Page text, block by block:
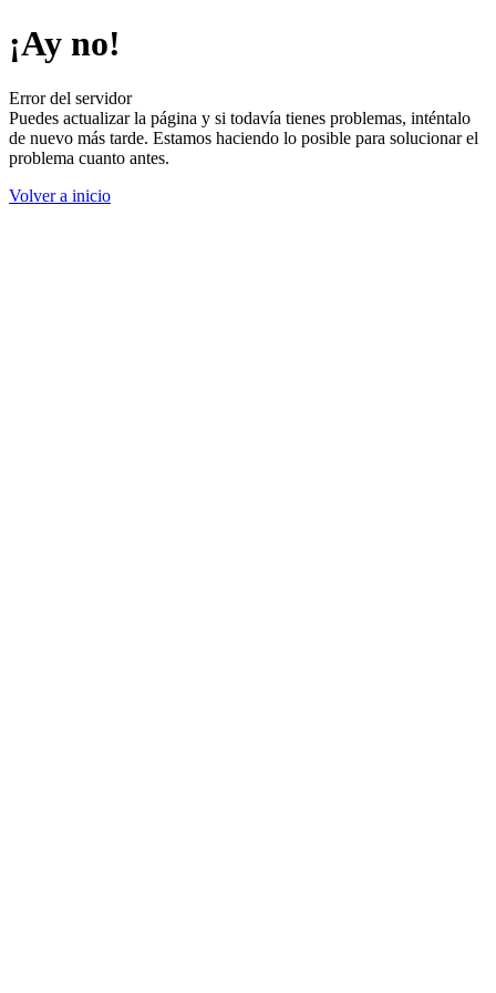
¡Ay no!
Error del servidor
Puedes actualizar la página y si todavía tienes problemas, inténtalo
de nuevo más tarde. Estamos haciendo lo posible para solucionar el
problema cuanto antes.
Volver a inicio